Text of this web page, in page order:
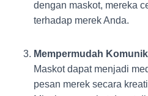
dengan maskot, mereka
terhadap merek Anda.
Mempermudah
Maskot dapat menjadi
pesan merek secara